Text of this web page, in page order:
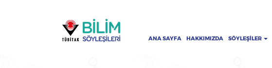
gezinti
menüsü
ANA SAYFA HAKKIMIZDA SÖYLEŞILER